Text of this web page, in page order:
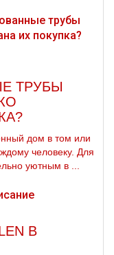
ТРУБЫ
дом в том или
человеку. Для
уютным в ...
В